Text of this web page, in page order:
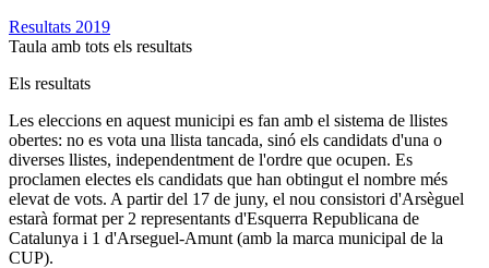
Resultats 2019
Taula amb tots els resultats
Els resultats
Les eleccions en aquest municipi es fan amb el sistema de llistes
obertes: no es vota una llista tancada, sinó els candidats d'una o
diverses llistes, independentment de l'ordre que ocupen. Es
proclamen electes els candidats que han obtingut el nombre més
elevat de vots. A partir del 17 de juny, el nou consistori d'Arsèguel
estarà format per 2 representants d'Esquerra Republicana de
Catalunya i 1 d'Arseguel-Amunt (amb la marca municipal de la
CUP).